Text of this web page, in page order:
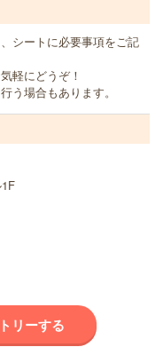
シートに必要事項をご記
軽にどうぞ！
う場合もあります。
リーする